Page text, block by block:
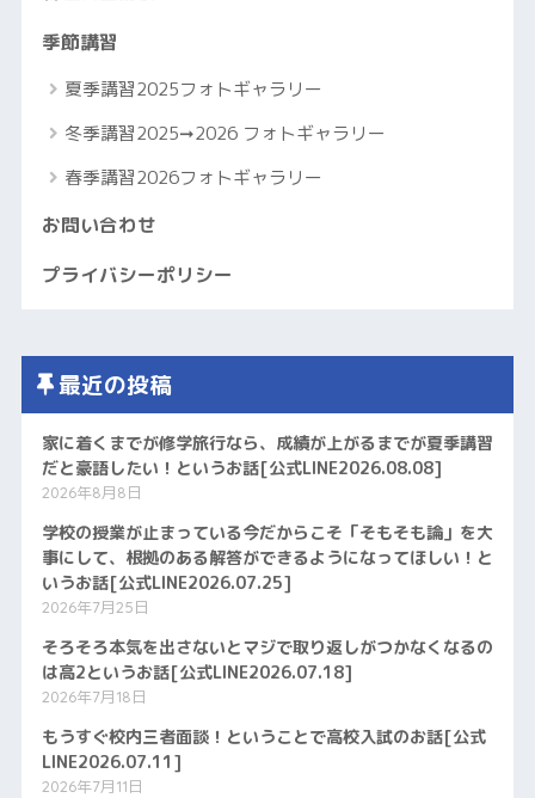
季節講習
夏季講習2025フォトギャラリー
冬季講習2025➞2026 フォトギャラリー
春季講習2026フォトギャラリー
お問い合わせ
プライバシーポリシー
最近の投稿
家に着くまでが修学旅行なら、成績が上がるまでが夏季講習
だと豪語したい！というお話[公式LINE2026.08.08]
2026年8月8日
学校の授業が止まっている今だからこそ「そもそも論」を大
事にして、根拠のある解答ができるようになってほしい！と
いうお話[公式LINE2026.07.25]
2026年7月25日
そろそろ本気を出さないとマジで取り返しがつかなくなるの
は高2というお話[公式LINE2026.07.18]
2026年7月18日
もうすぐ校内三者面談！ということで高校入試のお話[公式
LINE2026.07.11]
2026年7月11日